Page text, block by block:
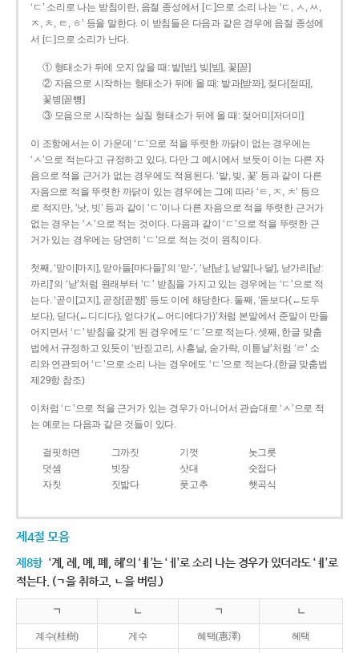
‘ㄷ’ 소리로 나는 받침이란, 음절 종성에서 [ㄷ]으로 소리 나는 ‘ㄷ, ㅅ, ㅆ,
ㅈ, ㅊ, ㅌ, ㅎ’ 등을 말한다. 이 받침들은 다음과 같은 경우에 음절 종성에
서 [ㄷ]으로 소리가 난다.
① 형태소가 뒤에 오지 않을 때: 밭[받], 빚[빋], 꽃[꼳]
② 자음으로 시작하는 형태소가 뒤에 올 때: 밭과[받꽈], 젖다[젇따],
꽃병[꼳뼝]
③ 모음으로 시작하는 실질 형태소가 뒤에 올 때: 젖어미[저더미]
이 조항에서는 이 가운데 ‘ㄷ’으로 적을 뚜렷한 까닭이 없는 경우에는
‘ㅅ’으로 적는다고 규정하고 있다. 다만 그 예시에서 보듯이 이는 다른 자
음으로 적을 근거가 없는 경우에도 적용된다. ‘밭, 빚, 꽃’ 등과 같이 다른
자음으로 적을 뚜렷한 까닭이 있는 경우에는 그에 따라 ‘ㅌ, ㅈ, ㅊ’ 등으
로 적지만, ‘낫, 빗’ 등과 같이 ‘ㄷ’이나 다른 자음으로 적을 뚜렷한 근거가
없는 경우는 ‘ㅅ’으로 적는 것이다. 다음과 같이 ‘ㄷ’으로 적을 뚜렷한 근
거가 있는 경우에는 당연히 ‘ㄷ’으로 적는 것이 원칙이다.
첫째, ‘맏이[마지], 맏아들[마다들]’의 ‘맏-’, ‘낟[낟ː], 낟알[나ː달], 낟가리[낟ː
까리]’의 ‘낟’처럼 원래부터 ‘ㄷ’ 받침을 가지고 있는 경우에는 ‘ㄷ’으로 적
는다. ‘곧이[고지], 곧장[곧짱]’ 등도 이에 해당한다. 둘째, ‘돋보다(←도두
보다), 딛다(←디디다), 얻다가(←어디에다가)’처럼 본말에서 준말이 만들
어지면서 ‘ㄷ’ 받침을 갖게 된 경우에도 ‘ㄷ’으로 적는다. 셋째, 한글 맞춤
법에서 규정하고 있듯이 ‘반짇고리, 사흗날, 숟가락, 이튿날’처럼 ‘ㄹ’ 소
리와 연관되어 ‘ㄷ’으로 소리 나는 경우에도 ‘ㄷ’으로 적는다.(한글 맞춤법
제29항 참조)
이처럼 ‘ㄷ’으로 적을 근거가 있는 경우가 아니어서 관습대로 ‘ㅅ’으로 적
는 예로는 다음과 같은 것들이 있다.
걸핏하면 그까짓 기껏
놋그릇
덧셈
빗장 삿대
숫접다
자칫
짓밟다 풋고추 햇곡식
제4절 모음
제8항 ‘계, 례, 몌, 폐, 혜’의 ‘ㅖ’는 ‘ㅔ’로 소리 나는 경우가 있더라도 ‘ㅖ’로
적는다. (ㄱ을 취하고, ㄴ을 버림.)
ㄱ ㄴ ㄱ ㄴ
계수(桂樹) 게수 혜택(惠澤) 헤택